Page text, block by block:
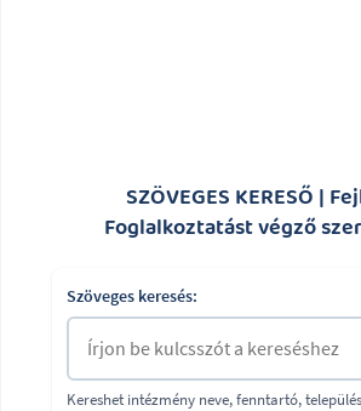
SZÖVEGES KERESŐ |
Foglalkoztatást végző
Szöveges keresés:
Kereshet intézmény neve, fenntartó,